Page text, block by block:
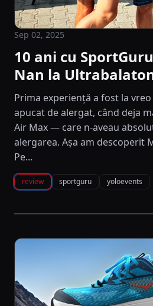
Sep 02, 2025
10 ani cu
Nan la
Prima experiență a fost la
apucat de alergat, când deja
Air Max — care n-aveau
alergarea. Așa am descoperit
Pe...
review sportguru yoloevents